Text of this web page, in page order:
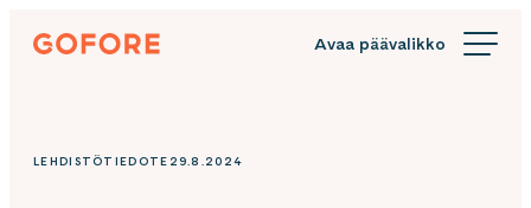
Siirry
suoraan
Gofore
knowledge
LEHDISTÖTIEDOTE 29.8.2024